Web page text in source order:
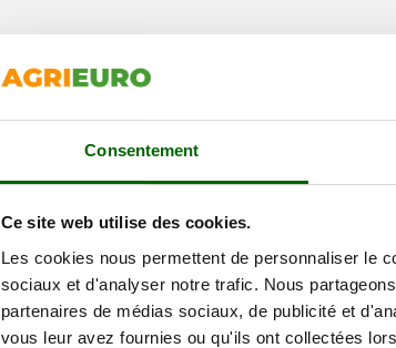
Consentement
Ce site web utilise des cookies.
Les cookies nous permettent de personnaliser le
sociaux et d'analyser notre trafic. Nous
partenaires de médias sociaux, de publicité et
vous leur avez fournies ou qu'ils ont collectées